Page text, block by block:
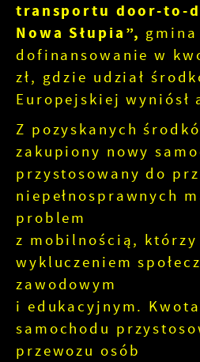
transportu door-to-
Nowa Słupia”, gmina
dofinansowanie w
zł, gdzie udział
Europejskiej wyniósł
Z pozyskanych
zakupiony nowy
przystosowany do
niepełnosprawnych
problem
z mobilnością, którzy
wykluczeniem
zawodowym
i edukacyjnym.
samochodu
przewozu osób